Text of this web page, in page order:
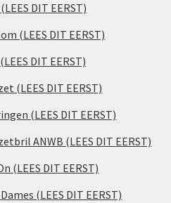
DIT EERST)
(LEES DIT EERST)
DIT EERST)
(LEES DIT EERST)
(LEES DIT EERST)
ANWB (LEES DIT EERST)
(LEES DIT EERST)
(LEES DIT EERST)